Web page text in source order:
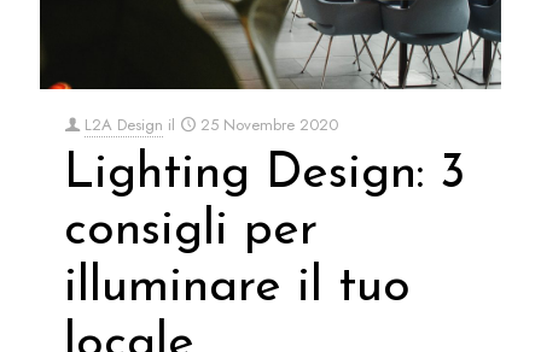
L2A Design il 25 Novembre 2020
Lighting Design: 3
consigli per
illuminare il tuo